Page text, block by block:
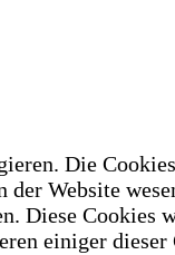
Die
Website
Diese
einiger